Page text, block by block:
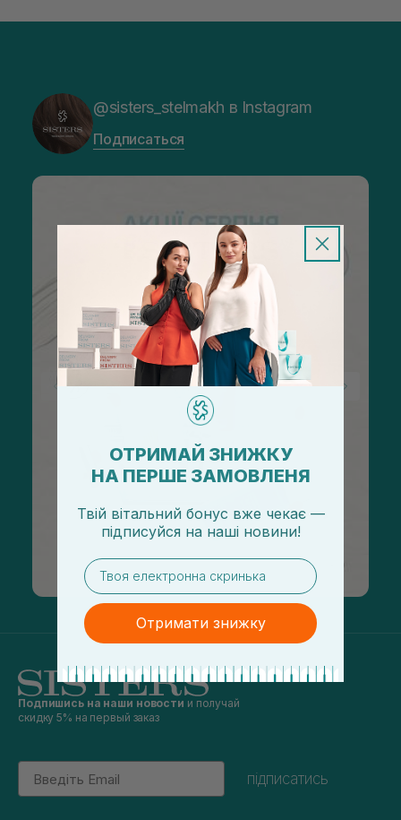
@sisters_stelmakh в Instagram
Подписаться
Подпишись на наши новости и получай
скидку 5% на первый заказ
Email
підписатись
ОТРИМАЙ ЗНИЖКУ
НА ПЕРШЕ ЗАМОВЛЕНЯ
Твій вітальний бонус вже чекає —
підписуйся на наші новини!
email
Отримати знижку